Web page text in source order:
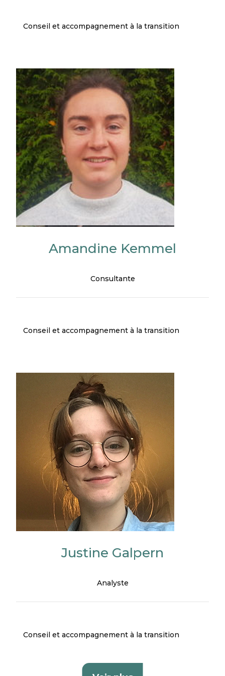
Conseil et accompagnement à la transition
Amandine Kemmel
Consultante
Conseil et accompagnement à la transition
Justine Galpern
Analyste
Conseil et accompagnement à la transition